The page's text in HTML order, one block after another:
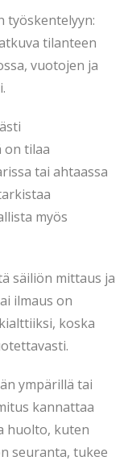
työskentelyyn:
tilanteen
vuotojen ja
on tilaa
tai ahtaassa
myös
säiliön mittaus ja
ilmaus on
koska
ympärillä tai
kannattaa
huolto, kuten
seuranta, tukee